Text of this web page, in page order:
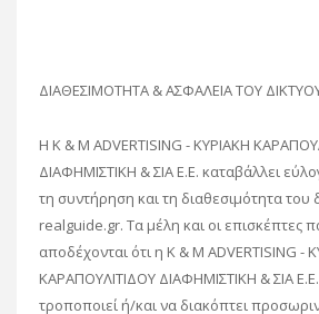
ΔΙΑΘΕΣΙΜΟΤΗΤΑ & ΑΣΦΑΛΕΙΑ ΤΟΥ
Η K & M ADVERTISING - ΚΥΡΙΑΚΗ
ΔΙΑΦΗΜΙΣΤΙΚΗ & ΣΙΑ Ε.Ε. καταβάλλει
τη συντήρηση και τη διαθεσιμότητα του
realguide.gr. Tα μέλη και οι επισκέπτες
αποδέχονται ότι η K & M ADVERTISING -
ΚΑΡΑΠΟΥΛΙΤΙΔΟΥ ΔΙΑΦΗΜΙΣΤΙΚΗ & ΣΙΑ Ε.Ε.
τροποποιεί ή/και να διακόπτει